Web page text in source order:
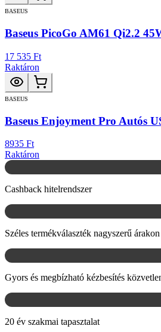
BASEUS
Baseus PicoGo AM61 Qi2.2
17 535 Ft
Raktáron
BASEUS
Baseus Enjoyment Pro Autós
8935 Ft
Raktáron
Cashback hitelrendszer
Széles termékválaszték nagyszerű árakon
Gyors és megbízható kézbesítés
20 év szakmai tapasztalat